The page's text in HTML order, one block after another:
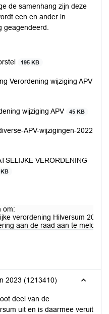
de samenhang zijn deze
een en ander in
geagendeerd.
195 KB
Verordening wijziging APV
wijziging APV 45 KB
APV-wijzigingen-2022
VERORDENING
KB
om:
verordening Hilversum 2010
aan de raad aan te melden
2023 (1213410)
deel van de
uit en is daarmee veruit